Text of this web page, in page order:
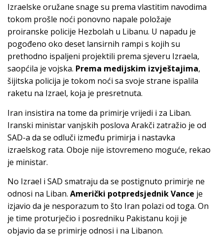
Izraelske oružane snage su prema vlastitim navodima
tokom prošle noći ponovno napale položaje
proiranske policije Hezbolah u Libanu. U napadu je
pogođeno oko deset lansirnih rampi s kojih su
prethodno ispaljeni projektili prema sjeveru Izraela,
saopćila je vojska. Prema medijskim izvještajima,
šijitska policija je tokom noći sa svoje strane ispalila
raketu na Izrael, koja je presretnuta.
Iran insistira na tome da primirje vrijedi i za Liban.
Iranski ministar vanjskih poslova Arakči zatražio je od
SAD-a da se odluči između primirja i nastavka
izraelskog rata. Oboje nije istovremeno moguće, rekao
je ministar.
No Izrael i SAD smatraju da se postignuto primirje ne
odnosi na Liban. Američki potpredsjednik Vance je
izjavio da je nesporazum to što Iran polazi od toga. On
je time proturječio i posredniku Pakistanu koji je
objavio da se primirje odnosi i na Libanon.